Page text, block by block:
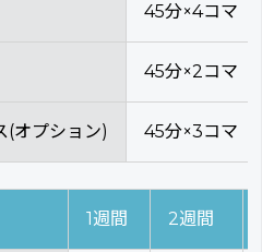
45分×4コマ
45分×2コマ
(オプション) 45分×3コマ
1週間 2週間